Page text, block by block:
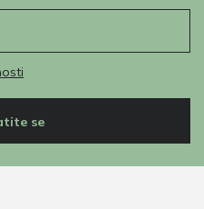
se